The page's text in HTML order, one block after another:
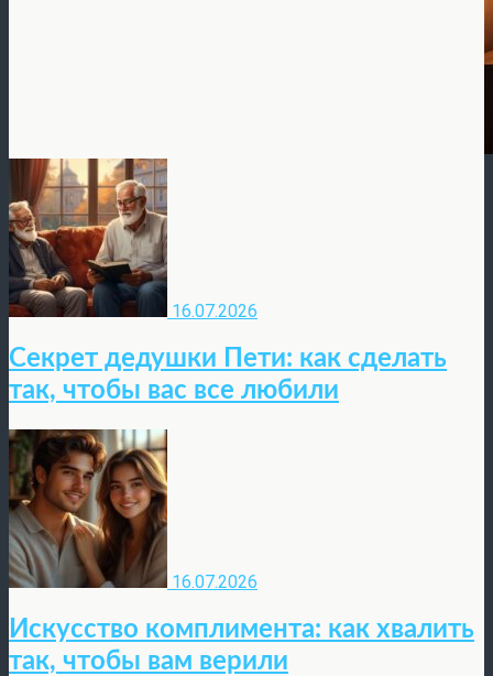
16.07.2026
Секрет дедушки Пети: как сделать
так, чтобы вас все любили
16.07.2026
Искусство комплимента: как хвалить
так, чтобы вам верили